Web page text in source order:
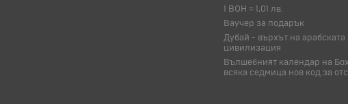
1 BOH = 1,01 лв.
Ваучер за подарък
Дубай - върхът на арабската
цивилизация
Вълшебният календар на
всяка седмица нов код за